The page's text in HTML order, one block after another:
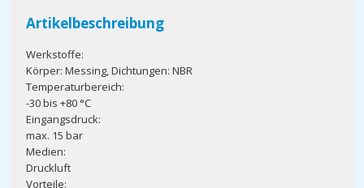
Artikelbeschreibung
Werkstoffe:
Körper: Messing, Dichtungen: NBR
Temperaturbereich:
-30 bis +80 °C
Eingangsdruck:
max. 15 bar
Medien:
Druckluft
Vorteile: